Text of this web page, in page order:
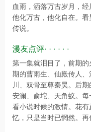
血雨，洒落万古岁月，
他化万古，他化自在。
传说。
漫友点评· · · · · ·
第一集就泪目了，前期
期的曹雨生、仙殿传人
川、双骨至尊秦昊。后
安澜、俞坨、天角蚁。
看小说时候的激情。花
忆，只是当时已惘然。